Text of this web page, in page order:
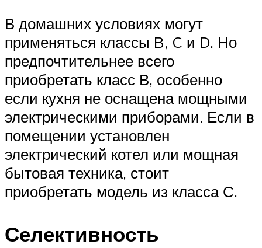
В домашних условиях могут
применяться классы B, C и D. Но
предпочтительнее всего
приобретать класс В, особенно
если кухня не оснащена мощными
электрическими приборами. Если в
помещении установлен
электрический котел или мощная
бытовая техника, стоит
приобретать модель из класса С.
Селективность